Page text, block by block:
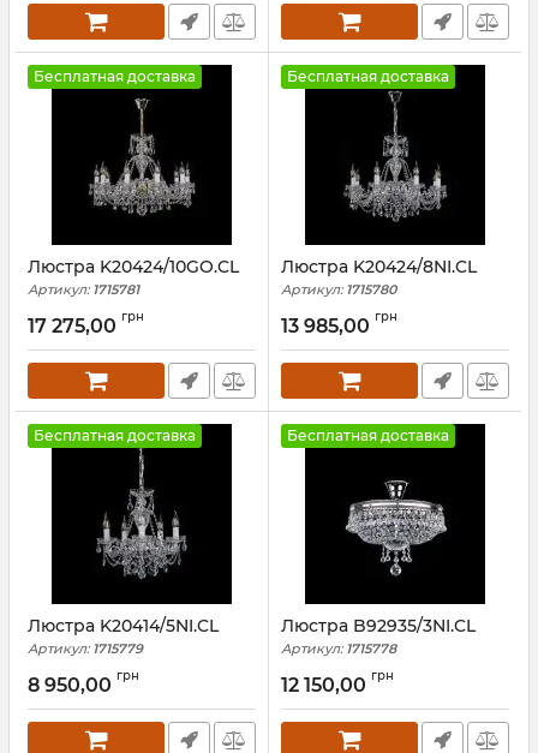
Бесплатная доставка
Люстра K20424/10GO.CL
Артикул:1715781
17 275,00 грн
Бесплатная доставка
Люстра K20424/8NI.CL
Артикул:1715780
13 985,00 грн
Бесплатная доставка
Люстра K20414/5NI.CL
Артикул:1715779
8 950,00 грн
Бесплатная доставка
Люстра B92935/3NI.CL
Артикул:1715778
12 150,00 грн